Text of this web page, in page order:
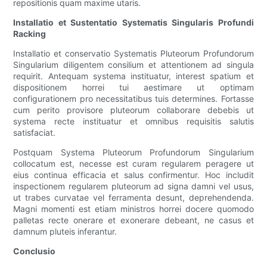
repositionis quam maxime utaris.
Installatio et Sustentatio Systematis Singularis Profundi
Racking
Installatio et conservatio Systematis Pluteorum Profundorum
Singularium diligentem consilium et attentionem ad singula
requirit. Antequam systema instituatur, interest spatium et
dispositionem horrei tui aestimare ut optimam
configurationem pro necessitatibus tuis determines. Fortasse
cum perito provisore pluteorum collaborare debebis ut
systema recte instituatur et omnibus requisitis salutis
satisfaciat.
Postquam Systema Pluteorum Profundorum Singularium
collocatum est, necesse est curam regularem peragere ut
eius continua efficacia et salus confirmentur. Hoc includit
inspectionem regularem pluteorum ad signa damni vel usus,
ut trabes curvatae vel ferramenta desunt, deprehendenda.
Magni momenti est etiam ministros horrei docere quomodo
palletas recte onerare et exonerare debeant, ne casus et
damnum pluteis inferantur.
Conclusio